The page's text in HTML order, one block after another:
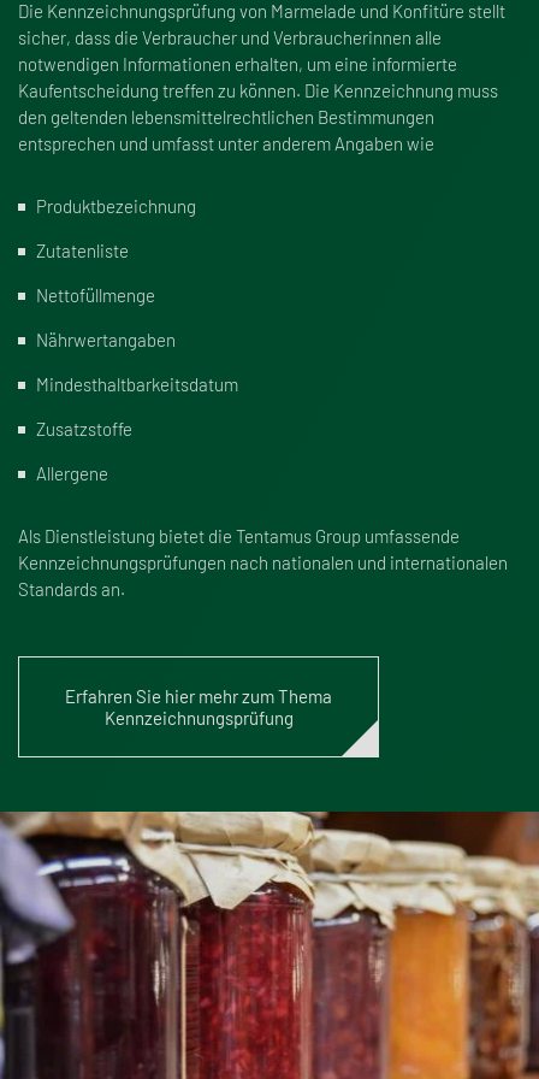
Die Kennzeichnungsprüfung von Marmelade und Konfitüre stellt
sicher, dass die Verbraucher und Verbraucherinnen alle
notwendigen Informationen erhalten, um eine informierte
Kaufentscheidung treffen zu können. Die Kennzeichnung muss
den geltenden lebensmittelrechtlichen Bestimmungen
entsprechen und umfasst unter anderem Angaben wie
Produktbezeichnung
Zutatenliste
Nettofüllmenge
Nährwertangaben
Mindesthaltbarkeitsdatum
Zusatzstoffe
Allergene
Als Dienstleistung bietet die Tentamus Group umfassende
Kennzeichnungsprüfungen nach nationalen und internationalen
Standards an.
Erfahren Sie hier mehr zum Thema
Kennzeichnungsprüfung